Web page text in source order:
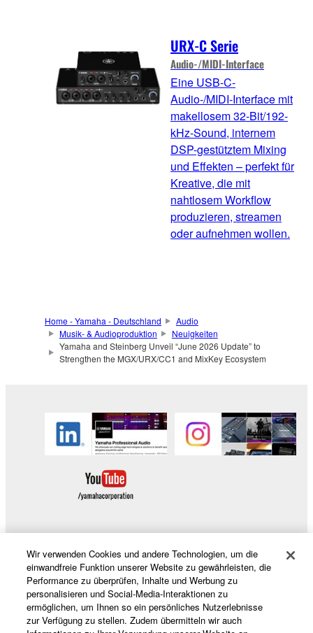
URX-C Serie
Audio-/MIDI-Interface
Eine USB-C-
Audio-/MIDI-Interface mit
makellosem 32-Bit/192-
kHz-Sound, internem
DSP-gestütztem Mixing
und Effekten – perfekt für
Kreative, die mit
nahtlosem Workflow
produzieren, streamen
oder aufnehmen wollen.
Home - Yamaha - Deutschland
Audio
Musik- & Audioproduktion
Neuigkeiten
Yamaha and Steinberg Unveil “June 2026 Update” to
Strengthen the MGX/URX/CC1 and MixKey Ecosystem
Produkte und Lösungen
News
Wir verwenden Cookies und andere Technologien, um die
einwandfreie Funktion unserer Website zu gewährleisten, die
Performance zu überprüfen, Inhalte und Werbung zu
personalisieren und Social-Media-Interaktionen zu
ermöglichen, um Ihnen so ein persönliches Nutzerlebnisse
zur Verfügung zu stellen. Zudem übermitteln wir auch